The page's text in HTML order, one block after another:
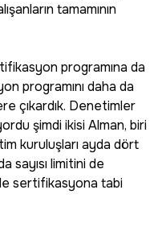
tamamının
programına da
programını daha da
çıkardık. Denetimler
şimdi ikisi Alman, biri
kuruluşları ayda dört
sayısı limitini de
sertifikasyona tabi